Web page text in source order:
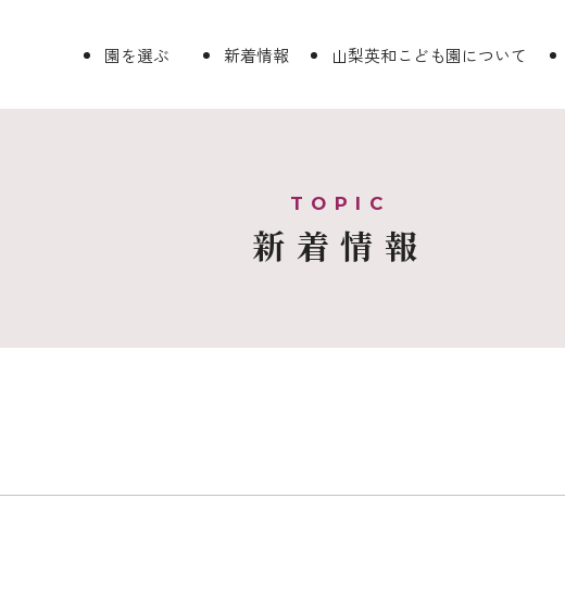
園を選ぶ 新着情報 山梨英和こども園について
新着情報